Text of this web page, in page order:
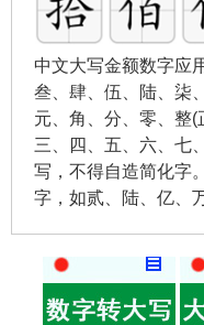
中文大写金额数字应
叁、肆、伍、陆、柒
元、角、分、零、整(
三、四、五、六、七
写，不得自造简化字
字，如贰、陆、亿、